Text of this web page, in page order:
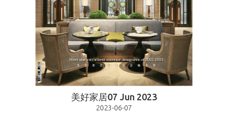
美好家居07 Jun 2023
2023-06-07